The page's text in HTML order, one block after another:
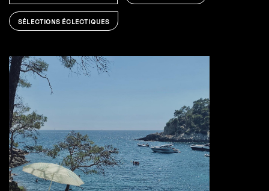
SÉLECTIONS ÉCLECTIQUES